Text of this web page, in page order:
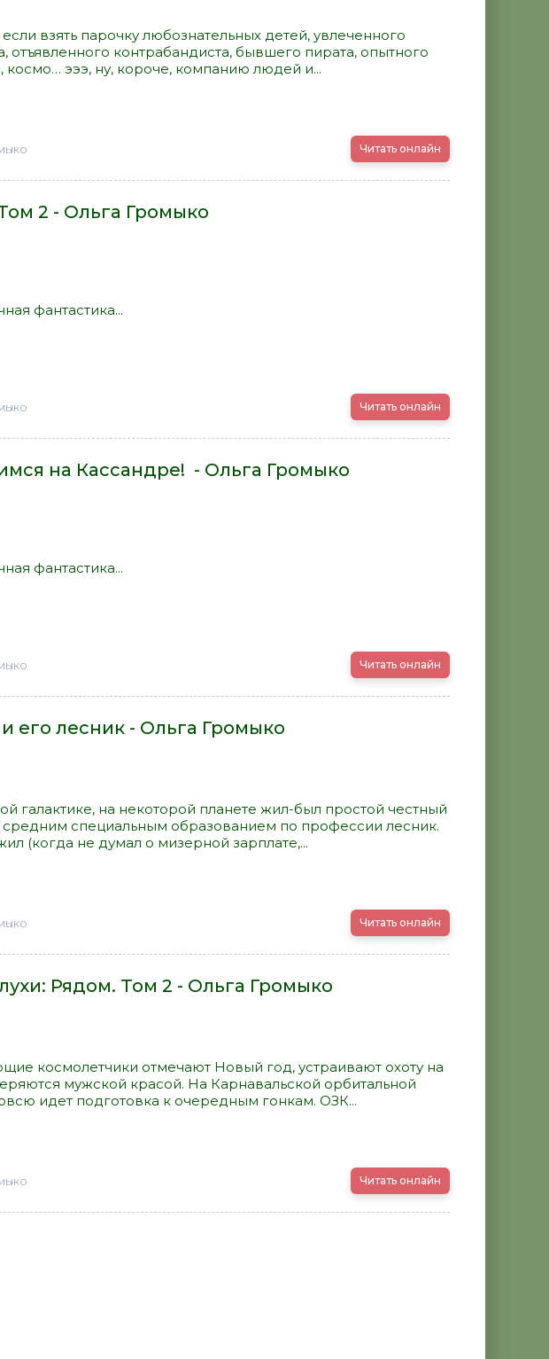
если взять парочку любознательных детей, увлеченного
отъявленного контрабандиста, бывшего пирата, опытного
космо… эээ, ну, короче, компанию людей и...
Читать онлайн
2 - Ольга Громыко
фантастика...
Читать онлайн
на Кассандре! - Ольга Громыко
фантастика...
Читать онлайн
его лесник - Ольга Громыко
галактике, на некоторой планете жил-был простой честный
средним специальным образованием по профессии лесник.
(когда не думал о мизерной зарплате,...
Читать онлайн
Рядом. Том 2 - Ольга Громыко
космолетчики отмечают Новый год, устраивают охоту на
мужской красой. На Карнавальской орбитальной
идет подготовка к очередным гонкам. ОЗК...
Читать онлайн